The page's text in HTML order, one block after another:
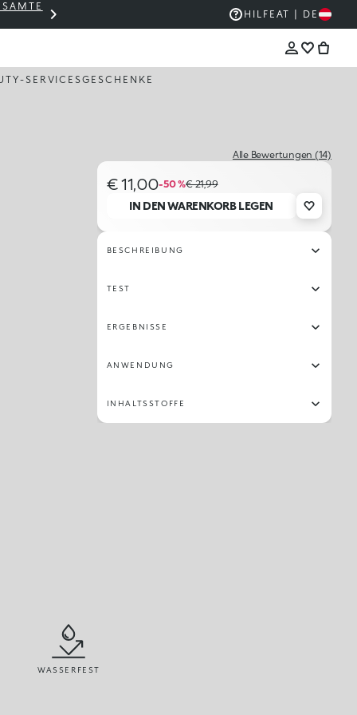
THE KIKO SALE: BIS ZU -50 %
HILFE AT | DE
SERVICESGESCHENKE
Alle Bewertungen (14)
€ 11,00-50 %€ 21,99
IN DEN WARENKORB LEGEN
BESCHREIBUNG
TEST
ERGEBNISSE
ANWENDUNG
INHALTSSTOFFE
WASSERFEST